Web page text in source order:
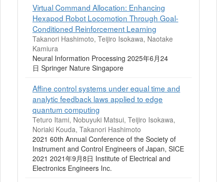
Virtual Command Allocation: Enhancing
Hexapod Robot Locomotion Through Goal-
Conditioned Reinforcement Learning
Takanori Hashimoto, Teijiro Isokawa, Naotake
Kamiura
Neural Information Processing 2025年6月24
日 Springer Nature Singapore
Affine control systems under equal time and
analytic feedback laws applied to edge
quantum computing
Teturo Itami, Nobuyuki Matsui, Teijiro Isokawa,
Noriaki Kouda, Takanori Hashimoto
2021 60th Annual Conference of the Society of
Instrument and Control Engineers of Japan, SICE
2021 2021年9月8日 Institute of Electrical and
Electronics Engineers Inc.